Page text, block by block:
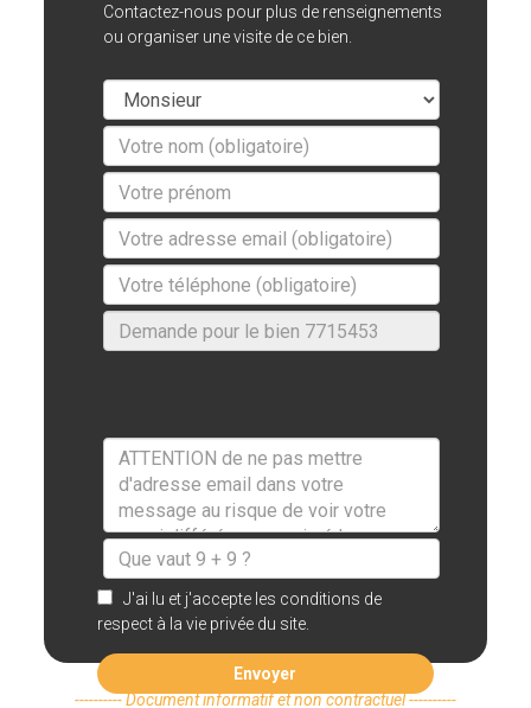
Contactez-nous pour plus de renseignements
ou organiser une visite de ce bien.
J'ai lu et j'accepte les conditions de
respect à la vie privée du site.
Envoyer
---------- Document informatif et non contractuel ----------